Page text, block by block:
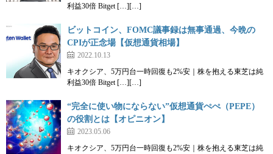
利益30倍 Bitget […][…]
ビットコイン、FOMC議事録は無事通過、今晩の
CPIが正念場【仮想通貨相場】
2022.10.13
キオクシア、5万円台一時回復も2%安｜株を抱える東芝は純
利益30倍 Bitget […][…]
“完全に使い物にならない”仮想通貨ぺぺ（PEPE）
の役割とは【オピニオン】
2023.05.06
キオクシア、5万円台一時回復も2%安｜株を抱える東芝は純